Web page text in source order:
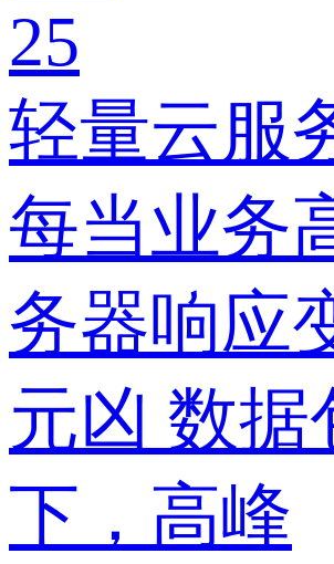
25
轻量云服
每当业务
务器响应
元凶 数
下，高峰